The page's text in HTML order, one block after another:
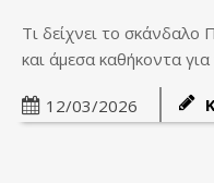
Τι δείχνει το σκάνδαλο
και άμεσα καθήκοντα
12/03/2026